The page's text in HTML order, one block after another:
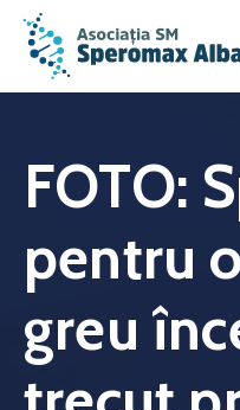
Despre
noi
Multiplă
Asistență
&
Suport
FOTO:
pentru
greu